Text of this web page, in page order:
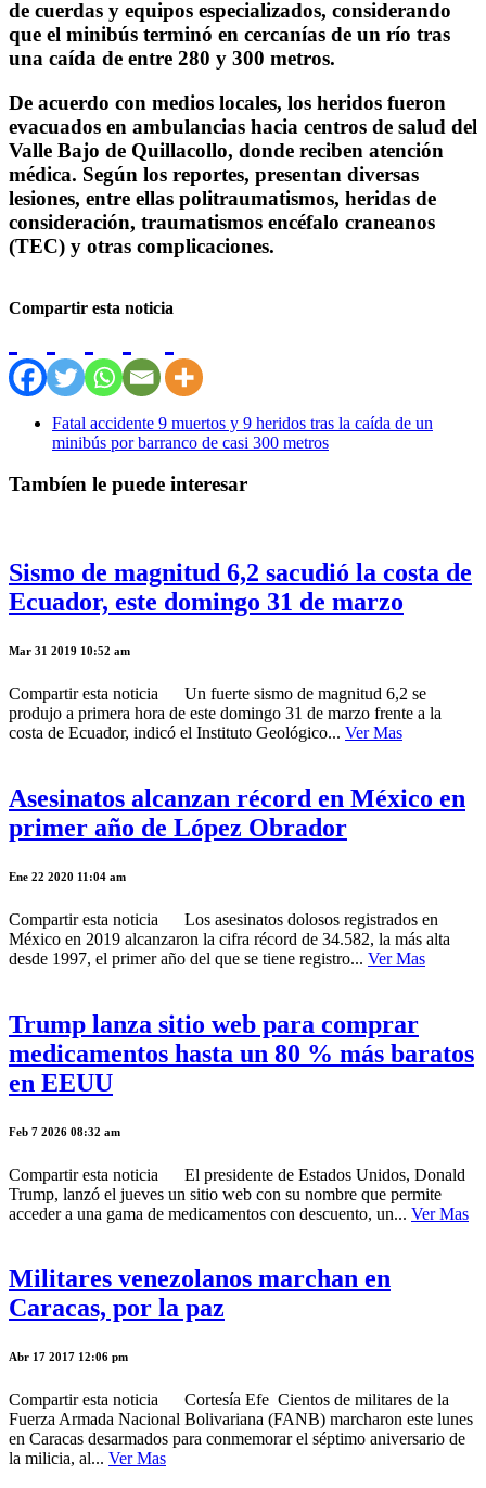
de cuerdas y equipos especializados, considerando
que el minibús terminó en cercanías de un río tras
una caída de entre 280 y 300 metros.
De acuerdo con medios locales, los heridos fueron
evacuados en ambulancias hacia centros de salud del
Valle Bajo de Quillacollo, donde reciben atención
médica. Según los reportes, presentan diversas
lesiones, entre ellas politraumatismos, heridas de
consideración, traumatismos encéfalo craneanos
(TEC) y otras complicaciones.
Compartir esta noticia
Fatal accidente 9 muertos y 9 heridos tras la caída de un
minibús por barranco de casi 300 metros
Tambíen le puede interesar
Sismo de magnitud 6,2 sacudió la costa de
Ecuador, este domingo 31 de marzo
Mar 31 2019 10:52 am
Compartir esta noticia Un fuerte sismo de magnitud 6,2 se
produjo a primera hora de este domingo 31 de marzo frente a la
costa de Ecuador, indicó el Instituto Geológico... Ver Mas
Asesinatos alcanzan récord en México en
primer año de López Obrador
Ene 22 2020 11:04 am
Compartir esta noticia Los asesinatos dolosos registrados en
México en 2019 alcanzaron la cifra récord de 34.582, la más alta
desde 1997, el primer año del que se tiene registro... Ver Mas
Trump lanza sitio web para comprar
medicamentos hasta un 80 % más baratos
en EEUU
Feb 7 2026 08:32 am
Compartir esta noticia El presidente de Estados Unidos, Donald
Trump, lanzó el jueves un sitio web con su nombre que permite
acceder a una gama de medicamentos con descuento, un... Ver Mas
Militares venezolanos marchan en
Caracas, por la paz
Abr 17 2017 12:06 pm
Compartir esta noticia Cortesía Efe Cientos de militares de la
Fuerza Armada Nacional Bolivariana (FANB) marcharon este lunes
en Caracas desarmados para conmemorar el séptimo aniversario de
la milicia, al... Ver Mas